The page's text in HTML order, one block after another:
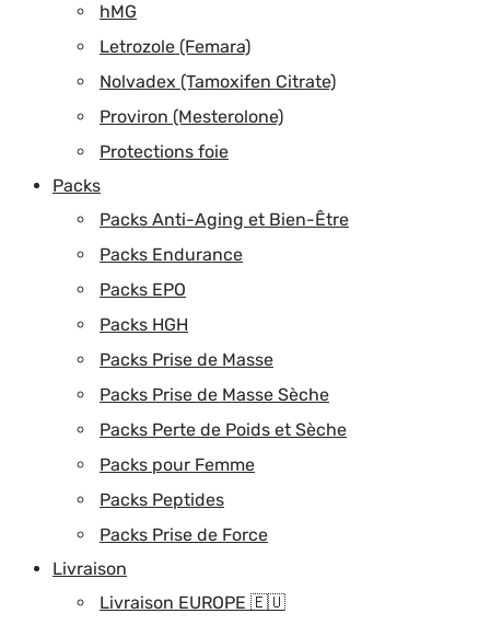
hMG
Letrozole (Femara)
Nolvadex (Tamoxifen Citrate)
Proviron (Mesterolone)
Protections foie
Packs
Packs Anti-Aging et Bien-Être
Packs Endurance
Packs EPO
Packs HGH
Packs Prise de Masse
Packs Prise de Masse Sèche
Packs Perte de Poids et Sèche
Packs pour Femme
Packs Peptides
Packs Prise de Force
Livraison
Livraison EUROPE 🇪🇺